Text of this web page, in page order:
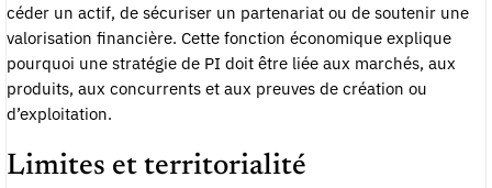
céder un actif, de sécuriser un partenariat ou de soutenir une
valorisation financière. Cette fonction économique explique
pourquoi une stratégie de PI doit être liée aux marchés, aux
produits, aux concurrents et aux preuves de création ou
d’exploitation.
Limites et territorialité